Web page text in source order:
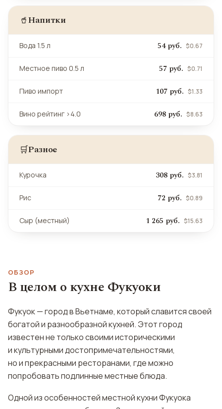
🥤Напитки
Вода 1.5 л 54 руб. $0.67
Местное пиво 0.5 л 57 руб. $0.71
Пиво импорт 107 руб. $1.33
Вино рейтинг >4.0 698 руб. $8.63
🛒Разное
Курочка 308 руб. $3.81
Рис 72 руб. $0.89
Сыр (местный) 1 265 руб. $15.63
ОБЗОР
В целом о кухне Фукуоки
Фукуок — город в Вьетнаме, который славится своей
богатой и разнообразной кухней. Этот город
известен не только своими историческими
и культурными достопримечательностями,
но и прекрасными ресторанами, где можно
попробовать подлинные местные блюда.
Одной из особенностей местной кухни Фукуока